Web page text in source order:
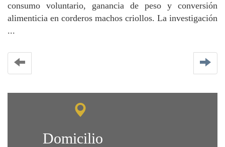
consumo voluntario, ganancia de peso y conversión
alimenticia en corderos machos criollos. La investigación
...
Domicilio